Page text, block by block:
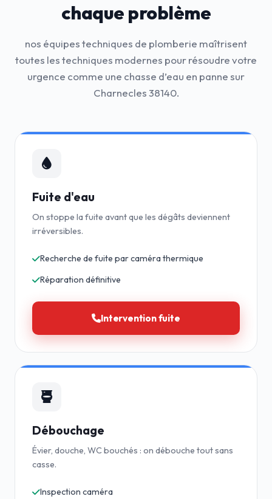
chaque problème
nos équipes techniques de plomberie maîtrisent
toutes les techniques modernes pour résoudre votre
urgence comme une chasse d’eau en panne sur
Charnecles 38140.
Fuite d'eau
On stoppe la fuite avant que les dégâts deviennent
irréversibles.
Recherche de fuite par caméra thermique
Réparation définitive
Intervention fuite
Débouchage
Évier, douche, WC bouchés : on débouche tout sans
casse.
Inspection caméra